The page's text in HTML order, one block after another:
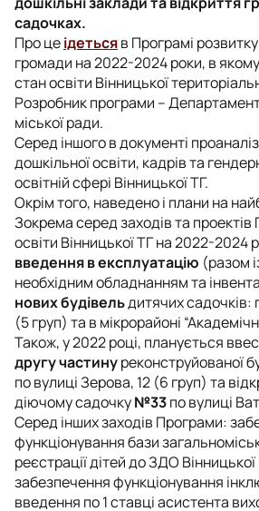
садочках.
Про цеідетьсяв Програмі
громади на 2022-2024 роки, в
стан освіти Вінницької
Розробник програми – Департамент
міської ради.
Серед іншого в документі
дошкільної освіти, кадрів та
освітній сфері Вінницької ТГ.
Окрім того, наведено і плани на
Зокрема серед заходів та
освіти Вінницької ТГ на 2022-2024
введення в експлуатацію (разом
необхідним обладнанням та
нових будівельдитячих садочків:
(5 груп) та в мікрорайоні
Також, у 2022 році, планується
другу частинуреконструйованої
по вулиці Зерова, 12 (6 груп) та
діючому садочку№33по вулиці
Серед інших заходів Програми:
функціонування бази
реєстрації дітей до ЗДО
забезпечення функціонування
введення по 1 ставці асистента